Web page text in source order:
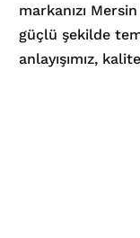
markanızı
güçlü şekilde
anlayışımız,